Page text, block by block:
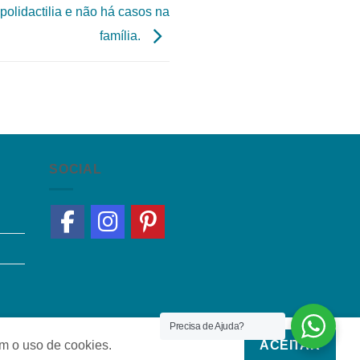
e não há casos na
família.
SOCIAL
Precisa de Ajuda?
o uso de cookies. ACEITAR